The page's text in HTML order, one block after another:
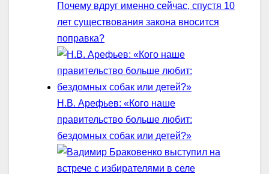
Почему вдруг именно сейчас, спустя 10
лет существования закона вносится
поправка?
Н.В. Арефьев: «Кого наше
правительство больше любит:
бездомных собак или детей?»